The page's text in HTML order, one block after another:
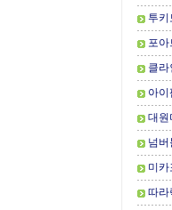
투
포아
클라
아이
대원
넘버
미카
따라